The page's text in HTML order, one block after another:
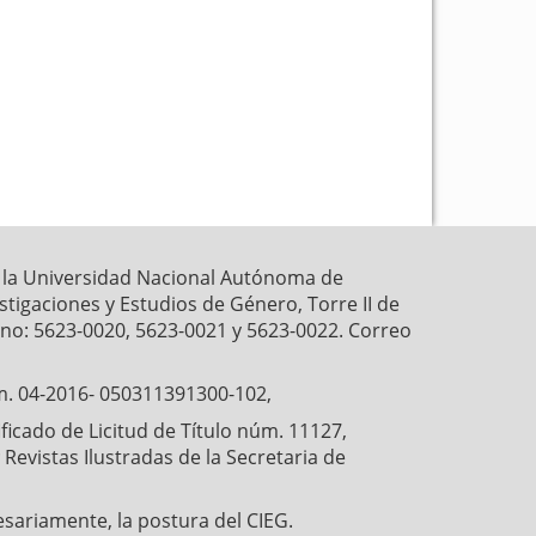
Universidad Nacional Autónoma de
y Estudios de Género, Torre II de
5623-0020, 5623-0021 y 5623-0022. Correo
2016- 050311391300-102,
de Licitud de Título núm. 11127,
Ilustradas de la Secretaria de
la postura del CIEG.